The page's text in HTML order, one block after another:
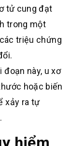
tử cung đạt
trong một
triệu chứng
đoạn này, u xơ
hoặc biến
xảy ra tự